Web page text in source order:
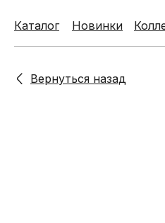
Новинки
Каталог
Вернуться назад
Новинки
Каталог